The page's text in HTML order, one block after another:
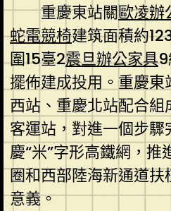
重慶東站關歐凌辦
蛇電競椅建筑面積約
圍15臺2震旦辦公家具9
擺佈建成投用。重慶
西站、重慶北站配合組
客運站，對進一個步驟
慶“米”字形高鐵網，
圈和西部陸海新通道扶
意義。